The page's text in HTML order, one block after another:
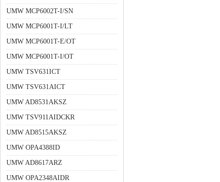
UMW MCP6002T-I/SN
UMW MCP6001T-I/LT
UMW MCP6001T-E/OT
UMW MCP6001T-I/OT
UMW TSV631ICT
UMW TSV631AICT
UMW AD8531AKSZ
UMW TSV911AIDCKR
UMW AD8515AKSZ
UMW OPA4388ID
UMW AD8617ARZ
UMW OPA2348AIDR